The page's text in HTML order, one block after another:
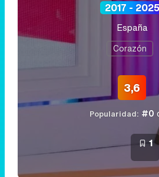
2017 - 2025
España
Corazón
3,6
Popularidad: #0
1